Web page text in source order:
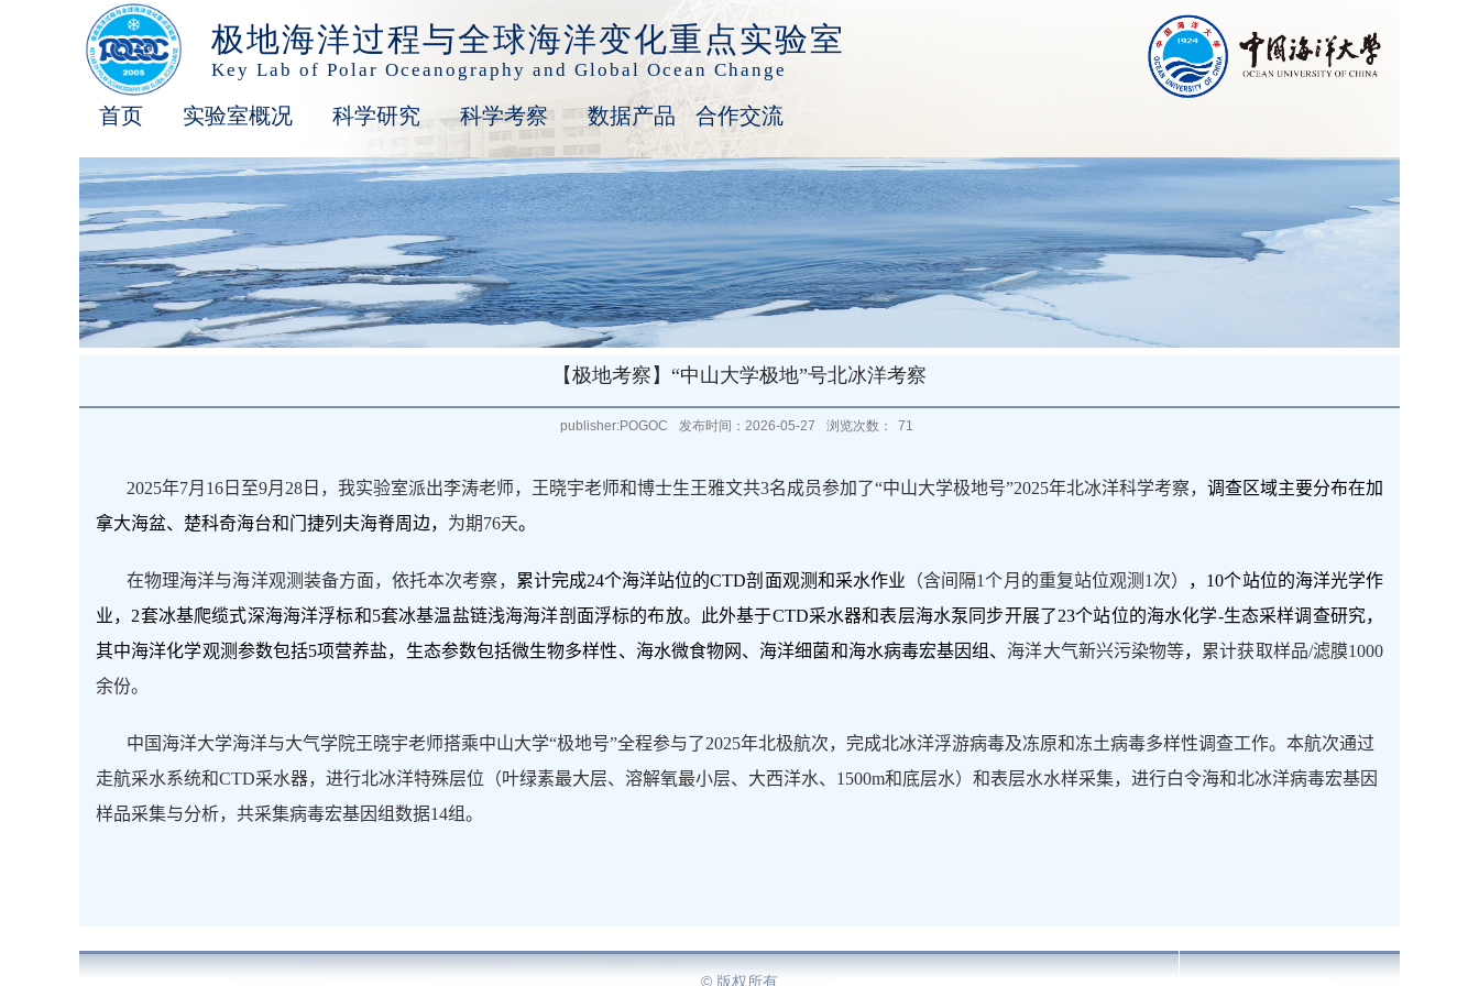
极地海洋过程与全球海洋变化重点实验室
Key Lab of Polar Oceanography and Global Ocean Change
首页 实验室概况 科学研究 科学考察 数据产品 合作交流
【极地考察】“中山大学极地”号北冰洋考察
publisher:POGOC 发布时间：2026-05-27 浏览次数： 71
2025年7月 16 日至9月 28 日，我实验室派出李涛老师，王晓宇老师和博士生王雅文共3名成员参加了“中山大学极地号”2025年北冰洋科学考察， 调查区域主要分布在加
拿大海盆、楚科奇海台和门捷列夫海脊周边， 为期76天。
在物理海洋与海洋观测装备方面，依托本次考察， 累计完成24个海洋站位的CTD剖面观测和采水作业 （含间隔1个月的重复站位观测 1 次） ， 10个站位的海洋光学作
业， 2套冰基爬缆式深海海洋浮标和5套冰基温盐链浅海海洋剖面浮标的布放。此外基于CTD采水器和表层海水泵同步开展了23个站位的海水化学-生态采样调查研究，
其中海洋化学观测参数包括5项营养盐，生态参数包括微生物多样性、海水微食物网、海洋细菌和海水病毒宏基因组、 海洋大气新兴污染物等， 累计获取样品/滤膜1000
余份。
中国海洋大学海洋与大气学院王晓宇老师搭乘中山大学“极地号”全程参与了2025年北极航次，完成北冰洋浮游病毒及冻原和冻土病毒多样性调查工作。本航次通过
走航采水系统和CTD采水器，进行北冰洋特殊层位（叶绿素最大层、溶解氧最小层、大西洋水、 1500m和底层水）和表层水水样采集，进行白令海和北冰洋病毒宏基因
样品采集与分析，共采集病毒宏基因组数据14组。
© 版权所有